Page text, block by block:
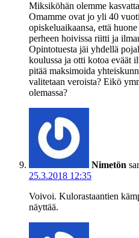
Miksiköhän olemme
Omamme ovat jo yli 40
opiskeluaikaansa, että
perheen hoivissa riitti ja
Opintotuesta jäi yhdellä
koulussa ja otti kotoa eväät
pitää maksimoida
valitetaan veroista? Eikö
olemassa?
Nimetön
25.3.2018 12:35
Voivoi. Kulorastaantien
näyttää.